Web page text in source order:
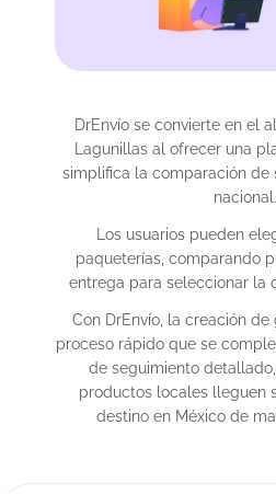
DrEnvío se convierte en el
Lagunillas al ofrecer una
simplifica la comparación de
nacional.
Los usuarios pueden
paqueterías, comparando
entrega para seleccionar la
Con DrEnvío, la creación de
proceso rápido que se
de seguimiento
productos locales lleguen
destino en México de